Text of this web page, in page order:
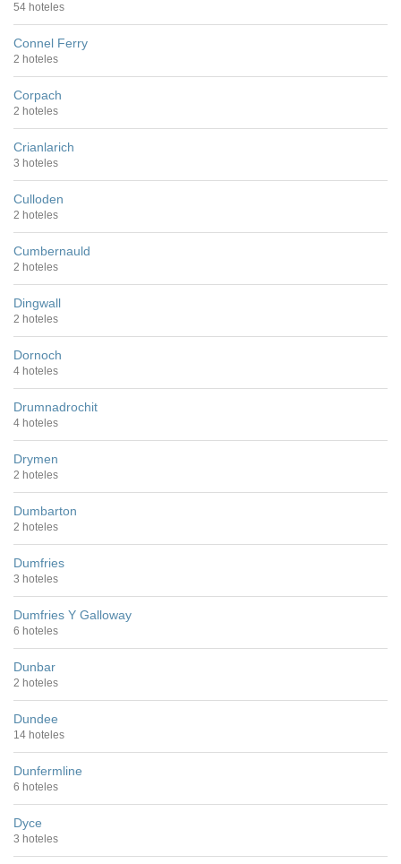
54 hoteles
Connel Ferry
2 hoteles
Corpach
2 hoteles
Crianlarich
3 hoteles
Culloden
2 hoteles
Cumbernauld
2 hoteles
Dingwall
2 hoteles
Dornoch
4 hoteles
Drumnadrochit
4 hoteles
Drymen
2 hoteles
Dumbarton
2 hoteles
Dumfries
3 hoteles
Dumfries Y Galloway
6 hoteles
Dunbar
2 hoteles
Dundee
14 hoteles
Dunfermline
6 hoteles
Dyce
3 hoteles